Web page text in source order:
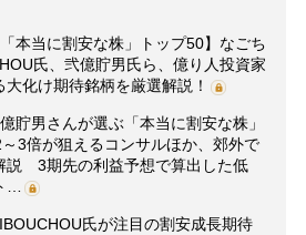
本当に割安な株」トップ50】なごち
氏、弐億貯男氏ら、億り人投資家
化け期待銘柄を厳選解説！
貯男さんが選ぶ「本当に割安な株」
3倍が狙えるコンサルほか、郊外で
説 3期先の利益予想で算出した低
…
氏が注目の割安成長期待